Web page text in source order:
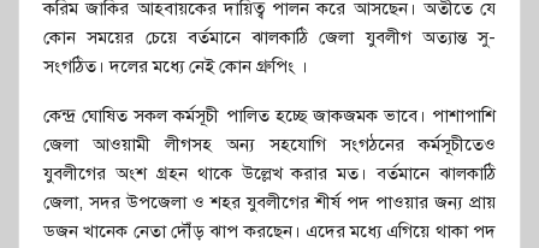
করিম জাকির আহবায়কের দায়িত্ব পালন করে আসছেন। অতীতে যে
কোন সময়ের চেয়ে বর্তমানে ঝালকাঠি জেলা যুবলীগ অত্যান্ত সু-
সংগঠিত। দলের মধ্যে নেই কোন গ্রুপিং ।
কেন্দ্র ঘোষিত সকল কর্মসূচী পালিত হচ্ছে জাকজমক ভাবে। পাশাপাশি
জেলা আওয়ামী লীগসহ অন্য সহযোগি সংগঠনের কর্মসূচীতেও
যুবলীগের অংশ গ্রহন থাকে উল্লেখ করার মত। বর্তমানে ঝালকাঠি
জেলা, সদর উপজেলা ও শহর যুবলীগের শীর্ষ পদ পাওয়ার জন্য প্রায়
ডজন খানেক নেতা দৌঁড় ঝাপ করছেন। এদের মধ্যে এগিয়ে থাকা পদ